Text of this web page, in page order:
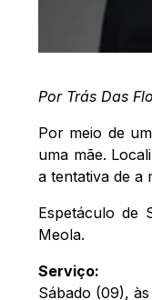
Por Trás Das
Por meio de
uma mãe.
a tentativa de a
Espetáculo de
Meola.
Serviço:
Sábado (09),